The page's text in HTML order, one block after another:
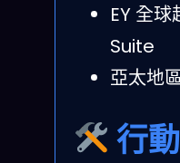
EY 全球
Suite
亞太地
行